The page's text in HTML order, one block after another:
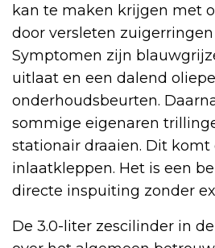
kan te maken krijgen met
door versleten
Symptomen zijn
uitlaat en een dalend
onderhoudsbeurten.
sommige eigenaren
stationair draaien. Dit komt
inlaatkleppen. Het is een
directe inspuiting zonder
De 3.0-liter zescilinder in